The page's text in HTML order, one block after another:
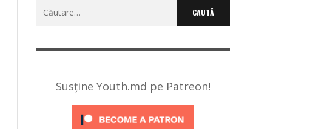
Caută
Susține Youth.md pe Patreon!